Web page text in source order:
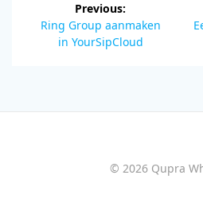
Previous:
Ring Group aanmaken
in YourSipCloud
© 2026 Qupra